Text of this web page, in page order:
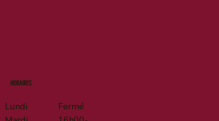
Lundi
HORAIRES
Fermé